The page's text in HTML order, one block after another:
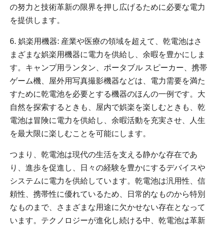
の努力と技術革新の限界を押し広げるために必要な電力
を提供します。
6. 娯楽用機器: 産業や医療の領域を超えて、乾電池はさ
まざまな娯楽用機器に電力を供給し、余暇を豊かにしま
す。キャンプ用ランタン、ポータブル スピーカー、携帯
ゲーム機、屋外用写真撮影機器などは、電力需要を満た
すために乾電池を必要とする機器のほんの一例です。大
自然を探索するときも、屋内で娯楽を楽しむときも、乾
電池は冒険に電力を供給し、余暇活動を充実させ、人生
を最大限に楽しむことを可能にします。
つまり、乾電池は現代の生活を支える静かな存在であ
り、進歩を促進し、日々の経験を豊かにするデバイスや
システムに電力を供給しています。乾電池は汎用性、信
頼性、携帯性に優れているため、日常的なものから特別
なものまで、さまざまな用途に欠かせない存在となって
います。テクノロジーが進化し続ける中、乾電池は革新